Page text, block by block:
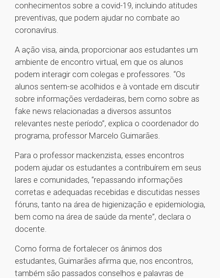
conhecimentos sobre a covid-19, incluindo atitudes
preventivas, que podem ajudar no combate ao
coronavírus.
A ação visa, ainda, proporcionar aos estudantes um
ambiente de encontro virtual, em que os alunos
podem interagir com colegas e professores. “Os
alunos sentem-se acolhidos e à vontade em discutir
sobre informações verdadeiras, bem como sobre as
fake news relacionadas a diversos assuntos
relevantes neste período”, explica o coordenador do
programa, professor Marcelo Guimarães.
Para o professor mackenzista, esses encontros
podem ajudar os estudantes a contribuírem em seus
lares e comunidades, “repassando informações
corretas e adequadas recebidas e discutidas nesses
fóruns, tanto na área de higienização e epidemiologia,
bem como na área de saúde da mente”, declara o
docente.
Como forma de fortalecer os ânimos dos
estudantes, Guimarães afirma que, nos encontros,
também são passados conselhos e palavras de